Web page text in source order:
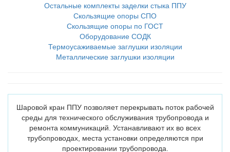
Остальные комплекты заделки стыка ППУ
Скользящие опоры СПО
Скользящие опоры по ГОСТ
Оборудование СОДК
Термоусаживаемые заглушки изоляции
Металлические заглушки изоляции
Шаровой кран ППУ позволяет перекрывать поток рабочей
среды для технического обслуживания трубопровода и
ремонта коммуникаций. Устанавливают их во всех
трубопроводах, места установки определяются при
проектировании трубопровода.